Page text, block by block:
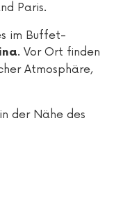
Paris.
im Buffet-
. Vor Ort finden
Atmosphäre,
der Nähe des